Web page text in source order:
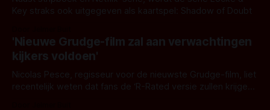
Key straks ook uitgegeven als kaartspel: Shadow of Doubt
'Nieuwe Grudge-film zal aan verwachtingen
kijkers voldoen'
Nicolas Pesce, regisseur voor de nieuwste Grudge-film, liet
recentelijk weten dat fans de ‘R-Rated versie zullen krijgen